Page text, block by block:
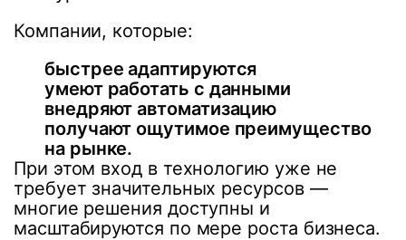
Компании, которые:
быстрее адаптируются
умеют работать с данными
внедряют автоматизацию
получают ощутимое преимущество
на рынке.
При этом вход в технологию уже не
требует значительных ресурсов —
многие решения доступны и
масштабируются по мере роста бизнеса.